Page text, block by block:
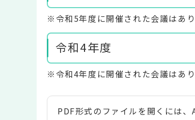
※令和5年度に開催された会議はあり
令和4年度
※令和4年度に開催された会議はあり
PDF形式のファイルを開くには